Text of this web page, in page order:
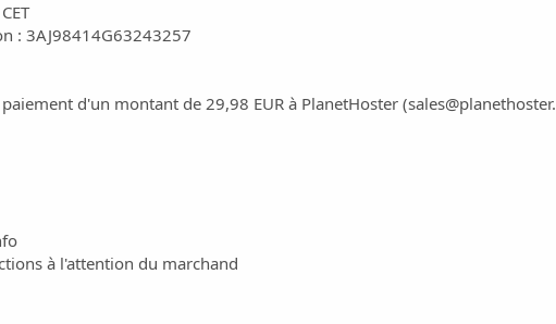
: 3AJ98414G63243257
d'un montant de 29,98 EUR à PlanetHoster (
à l'attention du marchand